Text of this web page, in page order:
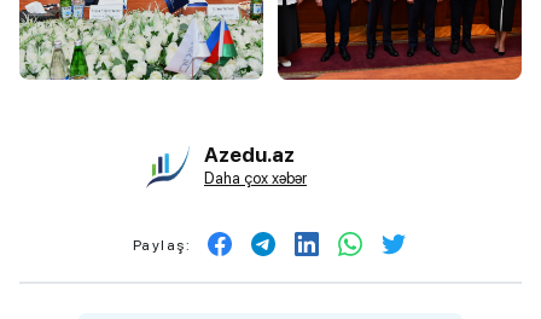
Azedu.az
Daha çox xəbər
Paylaş: